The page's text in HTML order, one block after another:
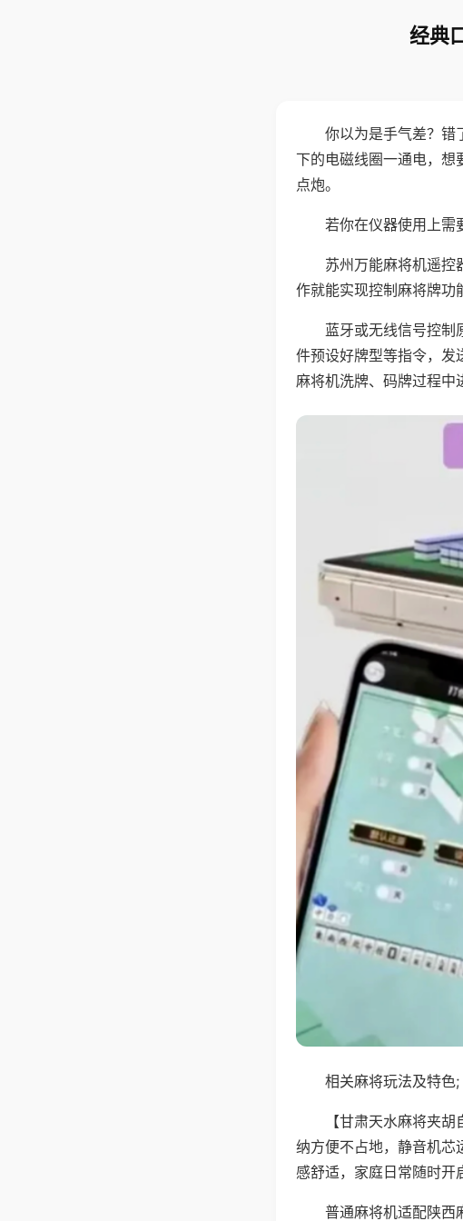
经典
你以为是手气差？错
下的电磁线圈一通电，想
点炮。
若你在仪器使用上需
苏州万能麻将机遥控
作就能实现控制麻将牌功
蓝牙或无线信号控制
件预设好牌型等指令，发
麻将机洗牌、码牌过程中
相关麻将玩法及特色;
【甘肃天水麻将夹
纳方便不占地，静音机芯
感舒适，家庭日常随时开
普通麻将机适配陕西